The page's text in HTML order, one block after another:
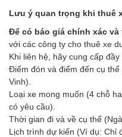
Lưu ý quan trọng khi thuê
Để có báo giá chính xác và
với các công ty cho thuê xe
Khi liên hệ, hãy cung cấp
Điểm đón và điểm đến cụ
Vinh).
Loại xe mong muốn (4 chỗ
có yêu cầu).
Thời gian đi và về cụ thể
Lịch trình dự kiến (Ví dụ: Chỉ